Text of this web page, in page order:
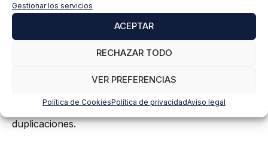
Gestionar los servicios
ACEPTAR
RECHAZAR TODO
VER PREFERENCIAS
Política de CookiesPolítica de privacidadAviso legal
información específica en diversas áreas funcionales,
como la financiera, la gestión de materiales, ventas y
distribución.
Mejora en la Calidad de Datos:La centralización y
precisión de la información, reduciendo errores y
duplicaciones.